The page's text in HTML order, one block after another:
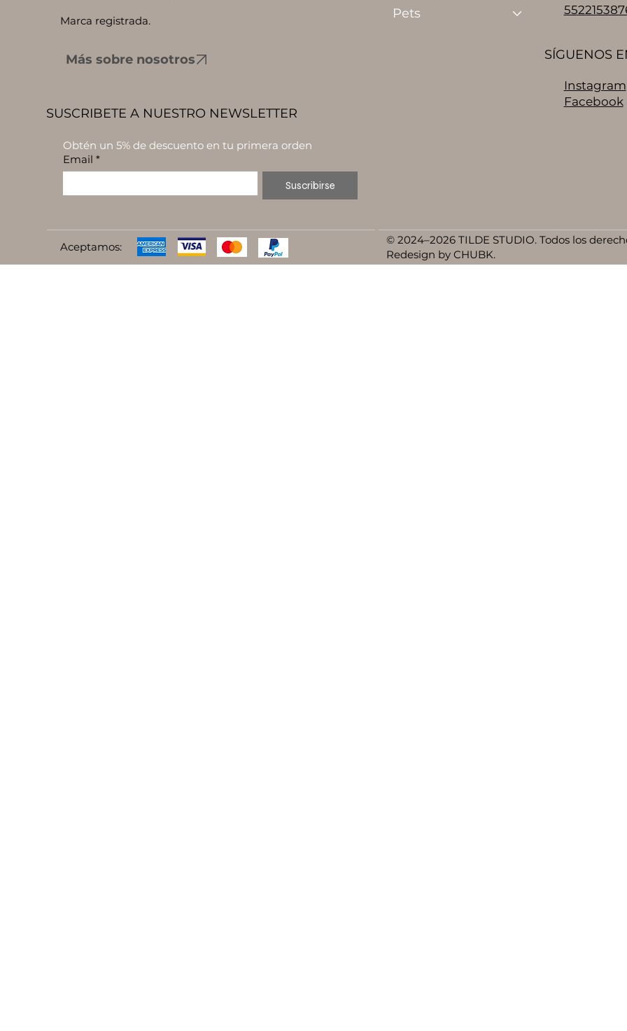
Marca registrada.
Más sobre nosotros
SUSCRIBETE A NUESTRO NEWSLETTER
Obtén un 5% de descuento en tu primera orden
Email *
Suscribirse
© 2024–2026 TILDE STUDIO. Todos los
Redesign by CHUBK.
Pets
SÍGUENOS
Instagram
Facebook
Aceptamos: